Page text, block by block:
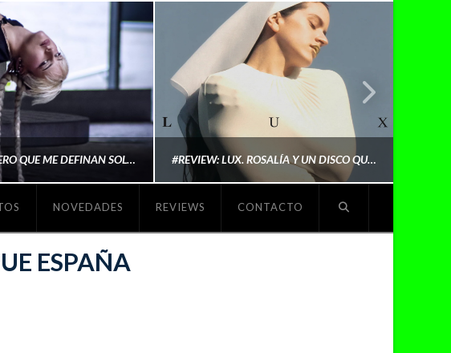
LYKI: “NO QUIERO QUE ME DEFINAN SOLO POR SER REIVINDICATIVA. QUIERO QUE ME ESCUCHEN PORQUE DISFRUTO HACIENDO MI MÚSICA” #REVIEW: LUX. ROSALÍA Y UN DISCO QUE REDEFINE LO QUE SIGNIFICA SER ARTISTA
NOVEDADES REVIEWS CONTACTO
ESPAÑA